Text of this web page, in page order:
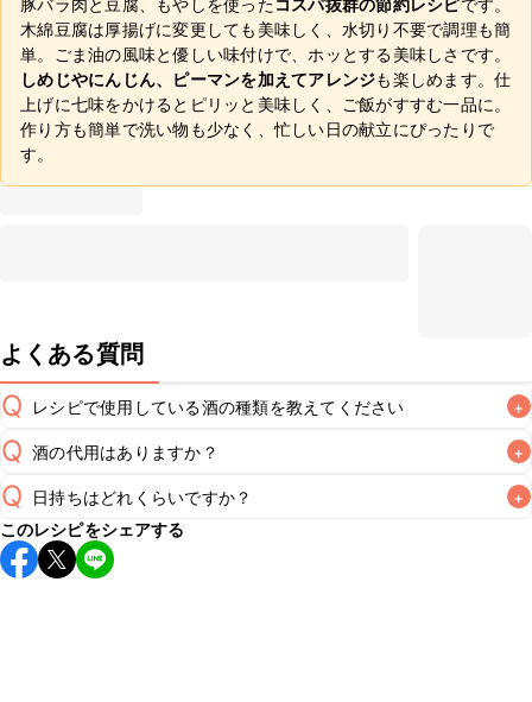
豚バラ肉と豆腐、もやしを使ったコスパ抜群の節約レシピです。
木綿豆腐は厚揚げに変更しても美味しく、水切り不要で調理も簡
単。ごま油の風味と優しい味付けで、ホッとする美味しさです。
しめじやにんじん、ピーマンを加えてアレンジも楽しめます。仕
上げに七味をかけるとピリッと美味しく、ご飯がすすむ一品に。
作り方も簡単で洗い物も少なく、忙しい日の献立にぴったりで
す。
よくある質問
Q レシピで使用している酒の種類を教えてください +
A
Q 酒の代用はありますか？ +
A
Q 日持ちはどれくらいですか？ +
保存期間は冷蔵で翌日中が目安です。なるべくお早めにお召
し上がりください。
このレシピをシェアする